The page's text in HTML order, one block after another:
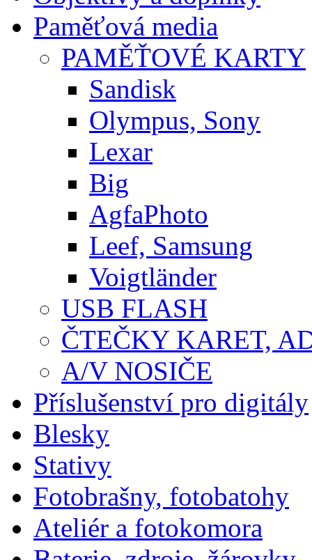
Paměťová media
PAMĚŤOVÉ KARTY
Sandisk
Olympus, Sony
Lexar
Big
AgfaPhoto
Leef, Samsung
Voigtländer
USB FLASH
ČTEČKY KARET,
A/V NOSIČE
Příslušenství pro digitály
Blesky
Stativy
Fotobrašny, fotobatohy
Ateliér a fotokomora